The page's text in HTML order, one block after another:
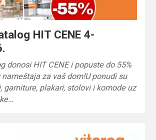
HIT CENE 4-
donosi HIT CENE i popuste do 55%
za vaš dom!U ponudi su
garniture, plakari, stolovi i komode uz